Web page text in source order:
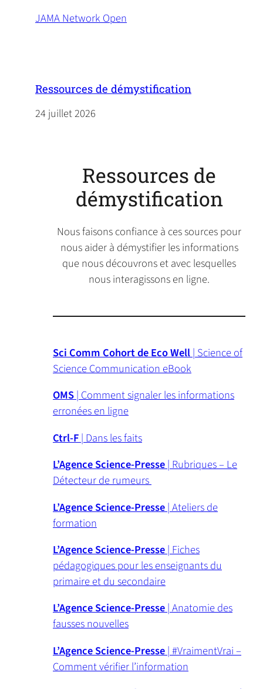
JAMA Network Open
(
n
i
n
e
w
a
b
)
Ressources de démystification
24 juillet 2026
Ressources de
démystification
Nous faisons confiance à ces sources pour
nous aider à démystifier les informations
que nous découvrons et avec lesquelles
nous interagissons en ligne.
Sci Comm Cohort de Eco Well| Science of
Science Communication eBook
OMS| Comment signaler les informations
erronées en ligne
Ctrl-F| Dans les faits
L’Agence Science-Presse| Rubriques – Le
Détecteur de rumeurs
L’Agence Science-Presse| Ateliers de
formation
L’Agence Science-Presse| Fiches
pédagogiques pour les enseignants du
primaire et du secondaire
L’Agence Science-Presse| Anatomie des
fausses nouvelles
L’Agence Science-Presse| #VraimentVrai –
Comment vérifier l’information